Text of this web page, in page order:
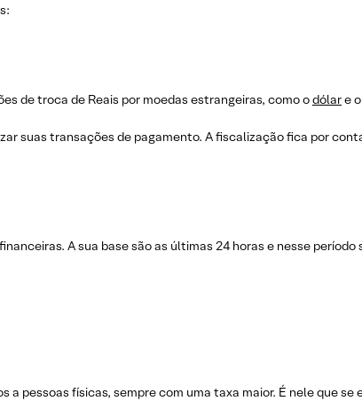
de troca de Reais por moedas estrangeiras, como odólare o
suas transações de pagamento. A fiscalização fica por
A sua base são as últimas 24 horas e nesse período
pessoas físicas, sempre com uma taxa maior. É nele que